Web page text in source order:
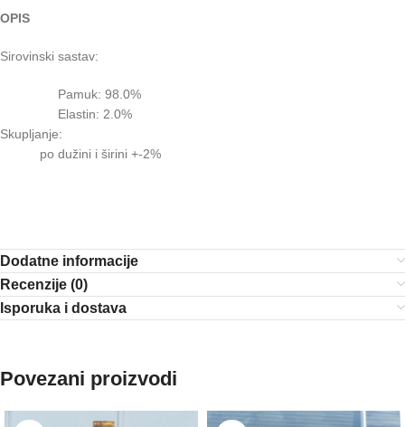
OPIS
Sirovinski sastav:
Pamuk: 98.0%
Elastin: 2.0%
Skupljanje:
po dužini i širini +-2%
Dodatne informacije
Recenzije (0)
Isporuka i dostava
Povezani proizvodi